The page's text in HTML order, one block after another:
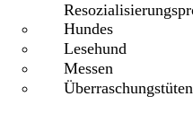
Hundes
Lesehund
Messen
Überraschungstüten